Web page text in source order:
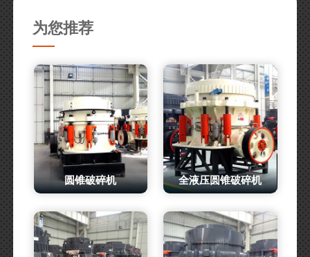
为您推荐
圆锥破碎机 全液压圆锥破碎机